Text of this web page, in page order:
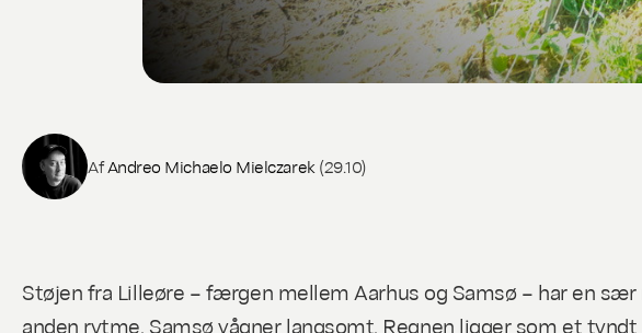
AfAndreo Michaelo Mielczarek (29.10)
Støjen fra Lilleøre – færgen mellem Aarhus og Samsø – har en
anden rytme. Samsø vågner langsomt. Regnen ligger som et